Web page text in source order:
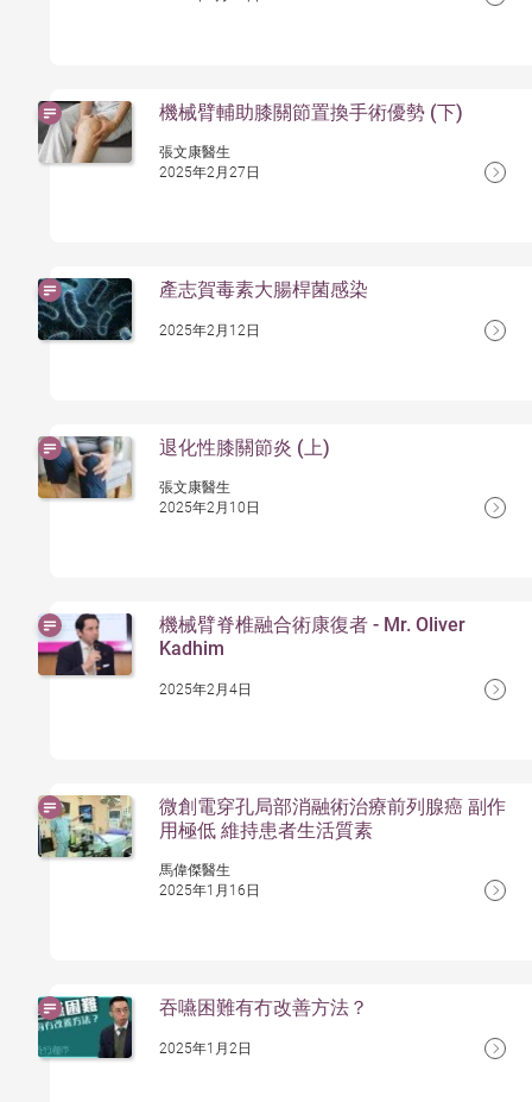
機械臂輔助膝關節置換手術優勢 (下)
張文康醫生
2025年2月27日
產志賀毒素大腸桿菌感染
2025年2月12日
退化性膝關節炎 (上)
張文康醫生
2025年2月10日
機械臂脊椎融合術康復者 - Mr. Oliver
Kadhim
2025年2月4日
微創電穿孔局部消融術治療前列腺癌 副作
用極低 維持患者生活質素
馬偉傑醫生
2025年1月16日
吞嚥困難有冇改善方法？
2025年1月2日